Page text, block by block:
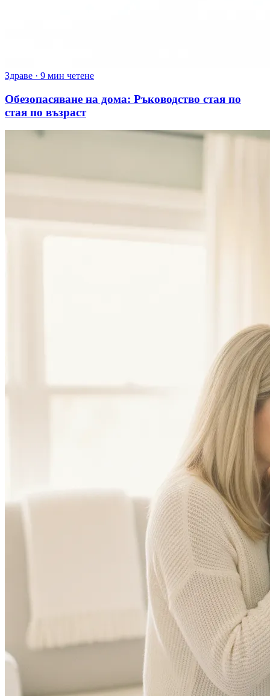
Здраве · 9 мин четене
Обезопасяване на дома: Ръководство стая по
стая по възраст